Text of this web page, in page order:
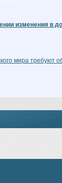
изменения в
мира требуют